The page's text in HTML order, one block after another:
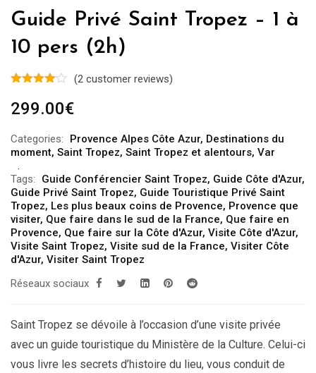
Guide Privé Saint Tropez – 1 à
10 pers (2h)
(2 customer reviews)
299.00€
Categories: Provence Alpes Côte Azur, Destinations du
moment, Saint Tropez, Saint Tropez et alentours, Var
Tags: Guide Conférencier Saint Tropez, Guide Côte d'Azur,
Guide Privé Saint Tropez, Guide Touristique Privé Saint
Tropez, Les plus beaux coins de Provence, Provence que
visiter, Que faire dans le sud de la France, Que faire en
Provence, Que faire sur la Côte d'Azur, Visite Côte d'Azur,
Visite Saint Tropez, Visite sud de la France, Visiter Côte
d'Azur, Visiter Saint Tropez
Réseaux sociaux
Saint Tropez se dévoile à l’occasion d’une visite privée
avec un guide touristique du Ministère de la Culture. Celui-ci
vous livre les secrets d’histoire du lieu, vous conduit de